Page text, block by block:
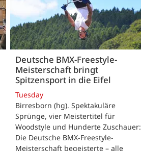
Deutsche BMX-Freestyle-
Meisterschaft bringt
Spitzensport in die Eifel
Tuesday
Birresborn (hg). Spektakuläre
Sprünge, vier Meistertitel für
Woodstyle und Hunderte Zuschauer:
Die Deutsche BMX-Freestyle-
Meisterschaft begeisterte – alle